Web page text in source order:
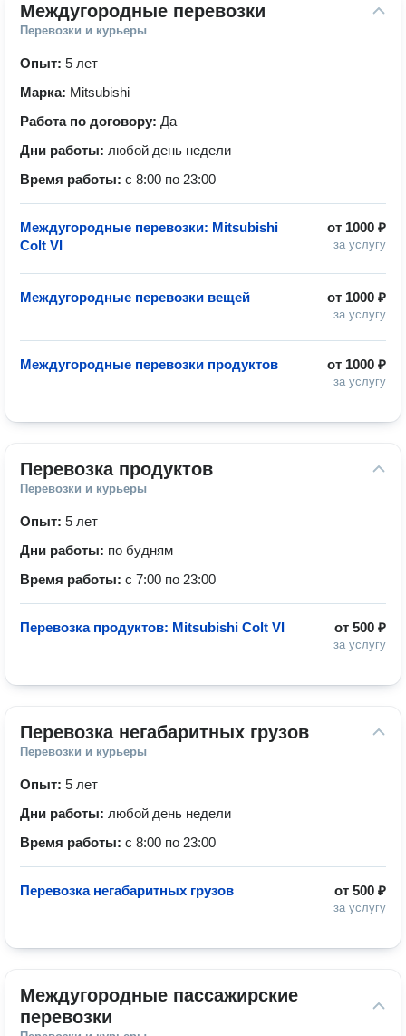
Междугородные перевозки
Перевозки и курьеры
Опыт: 5 лет
Марка: Mitsubishi
Работа по договору: Да
Дни работы: любой день недели
Время работы: с 8:00 по 23:00
от 1000 ₽
за услугу
Междугородные перевозки: Mitsubishi
Colt VI
от 1000 ₽
за услугу
Междугородные перевозки вещей
от 1000 ₽
за услугу
Междугородные перевозки продуктов
Перевозка продуктов
Перевозки и курьеры
Опыт: 5 лет
Дни работы: по будням
Время работы: с 7:00 по 23:00
от 500 ₽
за услугу
Перевозка продуктов: Mitsubishi Colt VI
Перевозка негабаритных грузов
Перевозки и курьеры
Опыт: 5 лет
Дни работы: любой день недели
Время работы: с 8:00 по 23:00
от 500 ₽
за услугу
Перевозка негабаритных грузов
Междугородные пассажирские
перевозки